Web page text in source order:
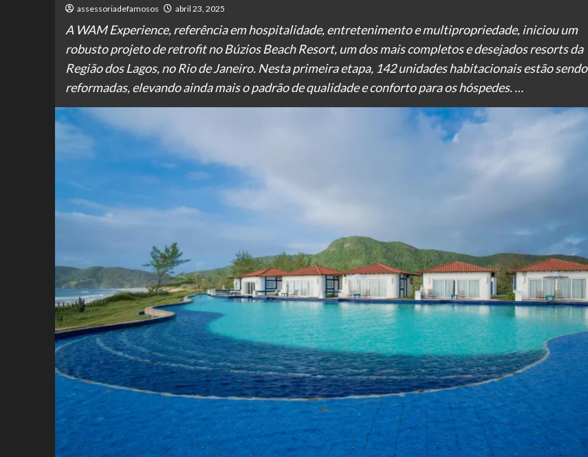
assessoriadefamosos abril 23, 2025
A WAM Experience, referência em hospitalidade, entretenimento e multipropriedade, iniciou um
robusto projeto de retrofit no Búzios Beach Resort, um dos mais completos e desejados resorts da
Região dos Lagos, no Rio de Janeiro. Nesta primeira etapa, 142 unidades habitacionais estão sendo
reformadas, elevando ainda mais o padrão de qualidade e conforto para os hóspedes. …